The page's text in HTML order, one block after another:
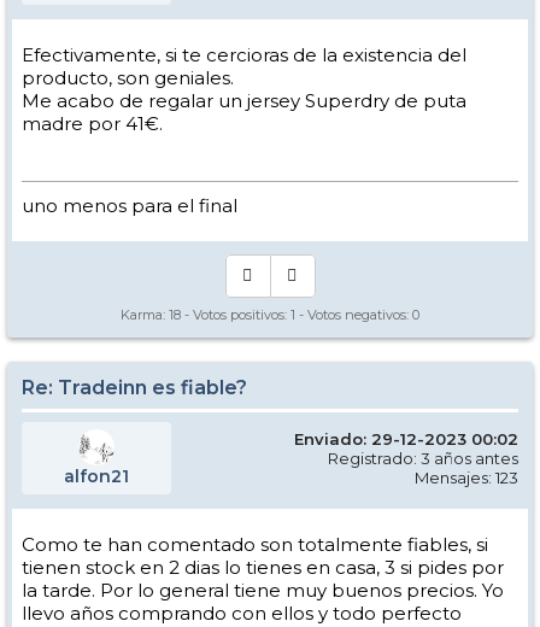
Efectivamente, si te cercioras de la existencia del
producto, son geniales.
Me acabo de regalar un jersey Superdry de puta
madre por 41€.
uno menos para el final
Karma: 18 - Votos positivos: 1 - Votos negativos: 0
Re: Tradeinn es fiable?
alfon21
Enviado: 29-12-2023 00:02
Registrado: 3 años antes
Mensajes: 123
Como te han comentado son totalmente fiables, si
tienen stock en 2 dias lo tienes en casa, 3 si pides por
la tarde. Por lo general tiene muy buenos precios. Yo
llevo años comprando con ellos y todo perfecto